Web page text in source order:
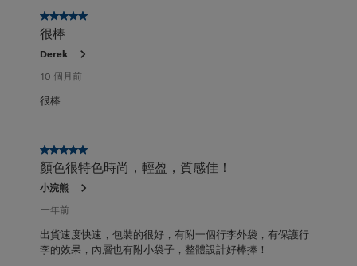
項，5星，共5星。
很棒
Derek
10 個月前
很棒
5星，共5星。
顏色很特色時尚，輕盈，質感佳！
小浣熊
一年前
出貨速度快速，包裝的很好，有附一個行李外袋，有保護行
李的效果，內層也有附小袋子，整體設計好棒捧！